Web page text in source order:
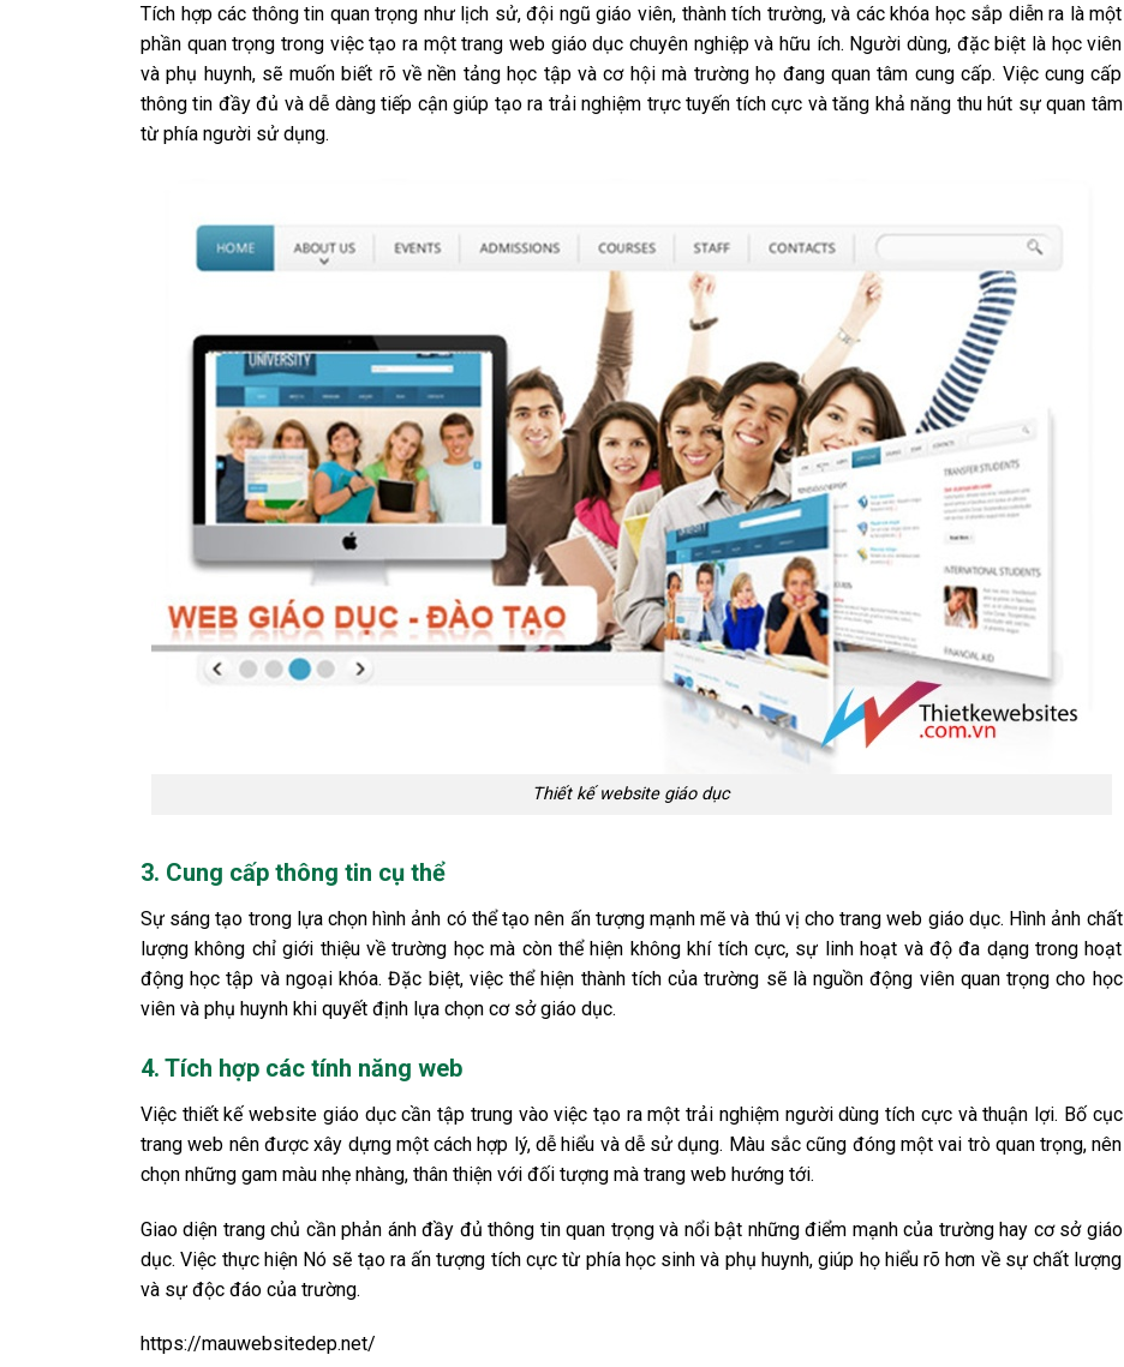
Tích hợp các thông tin quan trọng như lịch sử, đội ngũ giáo viên, thành tích trường, và các khóa học sắp diễn ra là một
phần quan trọng trong việc tạo ra một trang web giáo dục chuyên nghiệp và hữu ích. Người dùng, đặc biệt là học viên
và phụ huynh, sẽ muốn biết rõ về nền tảng học tập và cơ hội mà trường họ đang quan tâm cung cấp. Việc cung cấp
thông tin đầy đủ và dễ dàng tiếp cận giúp tạo ra trải nghiệm trực tuyến tích cực và tăng khả năng thu hút sự quan tâm
từ phía người sử dụng.
Thiết kế website giáo dục
3. Cung cấp thông tin cụ thể
Sự sáng tạo trong lựa chọn hình ảnh có thể tạo nên ấn tượng mạnh mẽ và thú vị cho trang web giáo dục. Hình ảnh chất
lượng không chỉ giới thiệu về trường học mà còn thể hiện không khí tích cực, sự linh hoạt và độ đa dạng trong hoạt
động học tập và ngoại khóa. Đặc biệt, việc thể hiện thành tích của trường sẽ là nguồn động viên quan trọng cho học
viên và phụ huynh khi quyết định lựa chọn cơ sở giáo dục.
4. Tích hợp các tính năng web
Việc thiết kế website giáo dục cần tập trung vào việc tạo ra một trải nghiệm người dùng tích cực và thuận lợi. Bố cục
trang web nên được xây dựng một cách hợp lý, dễ hiểu và dễ sử dụng. Màu sắc cũng đóng một vai trò quan trọng, nên
chọn những gam màu nhẹ nhàng, thân thiện với đối tượng mà trang web hướng tới.
Giao diện trang chủ cần phản ánh đầy đủ thông tin quan trọng và nổi bật những điểm mạnh của trường hay cơ sở giáo
dục. Việc thực hiện Nó sẽ tạo ra ấn tượng tích cực từ phía học sinh và phụ huynh, giúp họ hiểu rõ hơn về sự chất lượng
và sự độc đáo của trường.
https://mauwebsitedep.net/